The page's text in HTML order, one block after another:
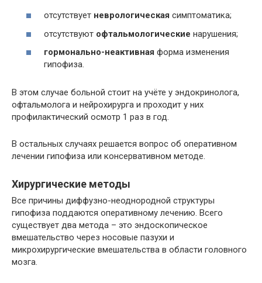
отсутствует неврологическая симптоматика;
отсутствуют офтальмологические нарушения;
гормонально-неактивная форма изменения
гипофиза.
В этом случае больной стоит на учёте у эндокринолога,
офтальмолога и нейрохирурга и проходит у них
профилактический осмотр 1 раз в год.
В остальных случаях решается вопрос об оперативном
лечении гипофиза или консервативном методе.
Хирургические методы
Все причины диффузно-неоднородной структуры
гипофиза поддаются оперативному лечению. Всего
существует два метода – это эндоскопическое
вмешательство через носовые пазухи и
микрохирургические вмешательства в области головного
мозга.